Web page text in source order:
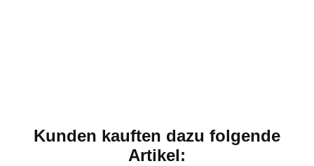
Kunden kauften dazu folgende
Artikel: